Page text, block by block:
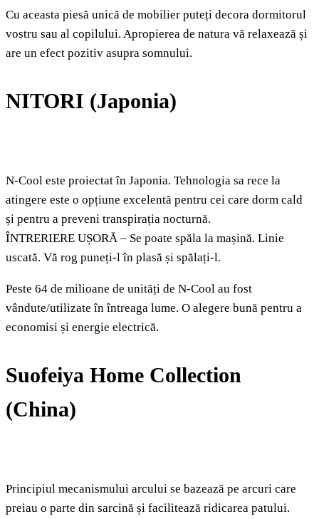
Cu aceasta piesă unică de mobilier puteți decora dormitorul
vostru sau al copilului. Apropierea de natura vă relaxează și
are un efect pozitiv asupra somnului.
NITORI (Japonia)
N-Cool este proiectat în Japonia. Tehnologia sa rece la
atingere este o opțiune excelentă pentru cei care dorm cald
și pentru a preveni transpirația nocturnă.
ÎNTRERIERE UȘORĂ – Se poate spăla la mașină. Linie
uscată. Vă rog puneți-l în plasă și spălați-l.
Peste 64 de milioane de unități de N-Cool au fost
vândute/utilizate în întreaga lume. O alegere bună pentru a
economisi și energie electrică.
Suofeiya Home Collection
(China)
Principiul mecanismului arcului se bazează pe arcuri care
preiau o parte din sarcină și facilitează ridicarea patului.